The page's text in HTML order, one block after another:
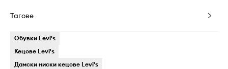
Тагове
Обувки Levi's
Кецове Levi's
Дамски ниски кецове Levi's